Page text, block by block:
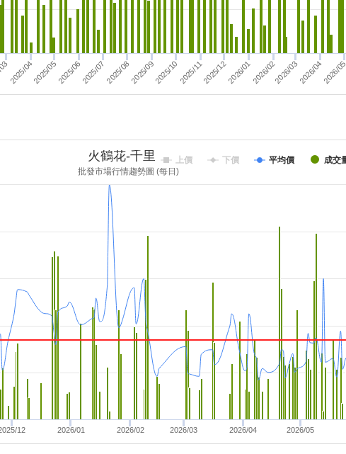
2025/042025/052025/062025/072025/082025/092025/102025/112025/122026/012026/022026/032026/042026/05
火鶴花-千里達
批發市場行情趨勢圖 (每日)
上價 下價 平均價 成交
12 2026/01 2026/02 2026/03 2026/04 2026/05